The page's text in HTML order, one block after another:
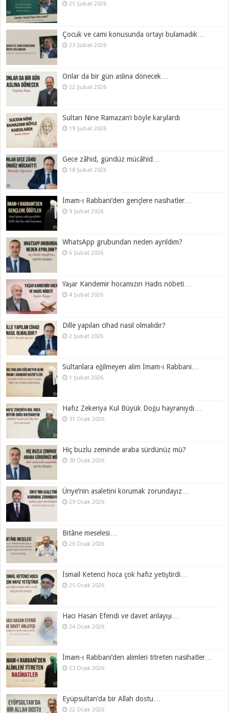
25 Şubat 2026
Çocuk ve cami konusunda ortayı bulamadık…
23 Şubat 2026
Onlar da bir gün aslına dönecek…
22 Şubat 2026
Sultan Nine Ramazan’ı böyle karşılardı
19 Şubat 2026
Gece zâhid, gündüz mücâhid…
18 Şubat 2026
İmam-ı Rabbani’den gençlere nasihatler…
9 Şubat 2026
WhatsApp grubundan neden ayrıldım?
6 Şubat 2026
Yaşar Kandemir hocamızın Hadis nöbeti…
4 Şubat 2026
Dille yapılan cihad nasıl olmalıdır?
2 Şubat 2026
Sultanlara eğilmeyen alim İmam-ı Rabbani…
1 Şubat 2026
Hafız Zekeriya Kul Büyük Doğu hayranıydı…
31 Ocak 2026
Hiç buzlu zeminde araba sürdünüz mü?
30 Ocak 2026
Ünye’nin asaletini korumak zorundayız…
29 Ocak 2026
Bitâne meselesi…
26 Ocak 2026
İsmail Ketenci hoca çok hafız yetiştirdi…
25 Ocak 2026
Hacı Hasan Efendi ve davet anlayışı…
24 Ocak 2026
İmam-ı Rabbani’den alimleri titreten nasihatler…
23 Ocak 2026
Eyüpsultan’da bir Allah dostu…
22 Ocak 2026